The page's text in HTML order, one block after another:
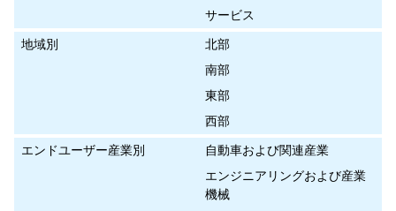
サービス
地域別
北部
南部
東部
西部
エンドユーザー産業別
自動車および関連産業
エンジニアリングおよび産業
機械